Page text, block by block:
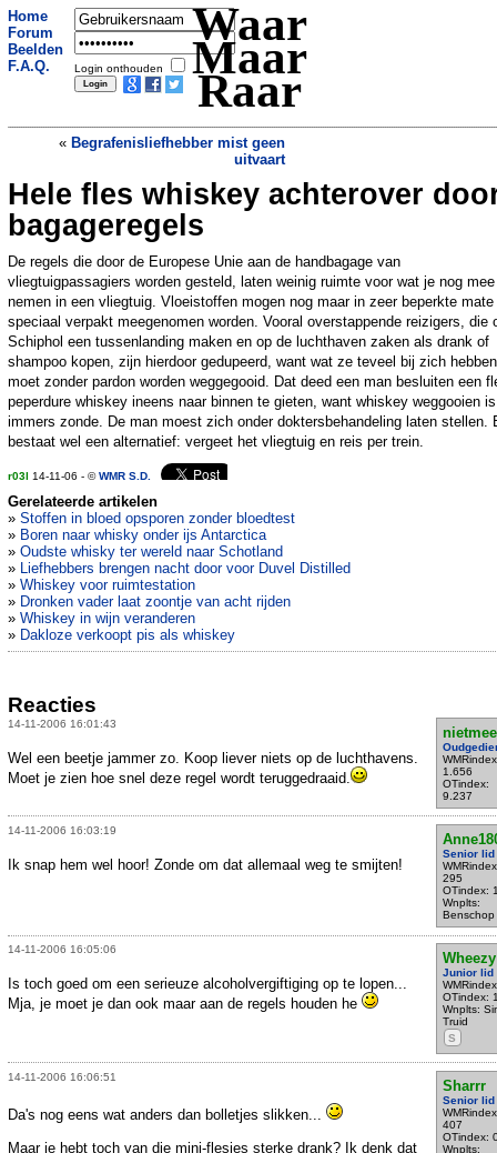
Home
Forum
Beelden
F.A.Q.
Login onthouden
Waar
Maar
Raar
« Begrafenisliefhebber mist geen
uitvaart
Greyhound-bus leegt toilet over gezin»
Hele fles whiskey achterover
bagageregels
De regels die door de Europese Unie aan de handbagage van
vliegtuigpassagiers worden gesteld, laten weinig ruimte voor wat je nog
nemen in een vliegtuig. Vloeistoffen mogen nog maar in zeer beperkte mate
speciaal verpakt meegenomen worden. Vooral overstappende reizigers, die
Schiphol een tussenlanding maken en op de luchthaven zaken als drank of
shampoo kopen, zijn hierdoor gedupeerd, want wat ze teveel bij zich
moet zonder pardon worden weggegooid. Dat deed een man besluiten een
peperdure whiskey ineens naar binnen te gieten, want whiskey weggooien is
immers zonde. De man moest zich onder doktersbehandeling laten stellen.
bestaat wel een alternatief: vergeet het vliegtuig en reis per trein.
r03l 14-11-06 - ©WMR S.D.
Gerelateerde artikelen
» Stoffen in bloed opsporen zonder bloedtest
» Boren naar whisky onder ijs Antarctica
» Oudste whisky ter wereld naar Schotland
» Liefhebbers brengen nacht door voor Duvel Distilled
» Whiskey voor ruimtestation
» Dronken vader laat zoontje van acht rijden
» Whiskey in wijn veranderen
» Dakloze verkoopt pis als whiskey
Reacties
14-11-2006 16:01:43
1.656
OTindex:
9.237
Wel een beetje jammer zo. Koop liever niets op de luchthavens.
Moet je zien hoe snel deze regel wordt teruggedraaid.
14-11-2006 16:03:19
Senior lid
295
OTindex:
Wnplts:
Benschop
Ik snap hem wel hoor! Zonde om dat allemaal weg te smijten!
14-11-2006 16:05:06
Wheezy
Junior lid
OTindex:
Wnplts:
Truid
S
Is toch goed om een serieuze alcoholvergiftiging op te lopen...
Mja, je moet je dan ook maar aan de regels houden he
14-11-2006 16:06:51
Sharrr
Senior lid
407
OTindex:
Wnplts:
Da's nog eens wat anders dan bolletjes slikken...
Maar je hebt toch van die mini-flesjes sterke drank? Ik denk dat